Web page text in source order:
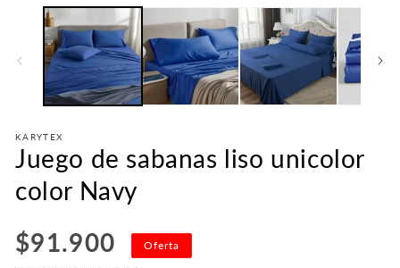
elemento
multimedia
una
ventana
modal
KARYTEX
Juego de sabanas liso unicolor
color Navy
Precio
$91.900 Oferta